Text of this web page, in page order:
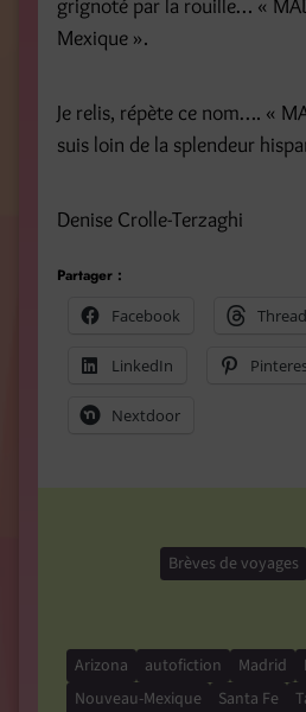
grignoté par la rouille… «
Mexique ».
Je relis, répète ce nom…. «
suis loin de la splendeur
Denise Crolle-Terzaghi
Partager :
Facebook
LinkedIn
Nextdoor
Brèves de voyages
Arizona autofiction Madrid
Nouveau-Mexique
Santa Fe